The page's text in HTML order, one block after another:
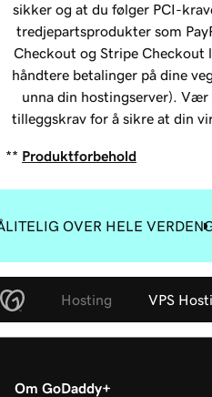
sikker og at du følger PCI-
tredjepartsprodukter som
Checkout og Stripe
håndtere betalinger på dine
unna din hostingserver).
tilleggskrav for å sikre at din
** Produktforbehold
OVER HELE VERDEN
Hosting VPS
Om GoDaddy